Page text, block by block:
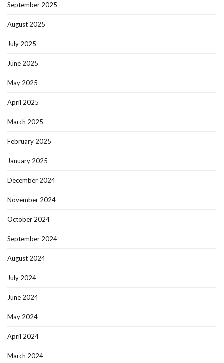
September 2025
August 2025
July 2025
June 2025
May 2025
April 2025
March 2025
February 2025
January 2025
December 2024
November 2024
October 2024
September 2024
August 2024
July 2024
June 2024
May 2024
April 2024
March 2024